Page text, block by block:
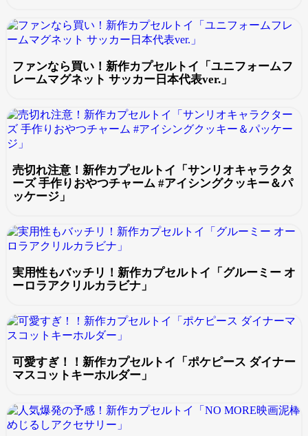
ファンなら買い！新作カプセルトイ「ユニフォームフ
レームマグネット サッカー日本代表ver.」
売切れ注意！新作カプセルトイ「サンリオキャラクタ
ーズ 手作りおやつチャーム #アイシングクッキー＆パ
ッケージ」
実用性もバッチリ！新作カプセルトイ「グルーミー オ
ーロラアクリルカラビナ」
可愛すぎ！！新作カプセルトイ「ポケピース ダイナー
マスコットキーホルダー」